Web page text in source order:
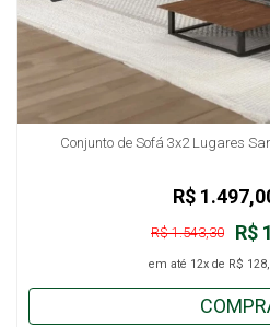
Conjunto de Sofá 3x2 Lugares
R$
R$ 1.543,30
em até 12x de R$
R$